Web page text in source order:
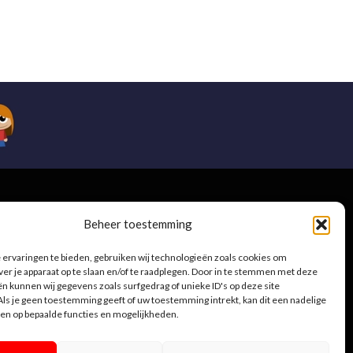
Beheer toestemming
ervaringen te bieden, gebruiken wij technologieën zoals cookies om
je apparaat op te slaan en/of te raadplegen. Door in te stemmen met deze
kunnen wij gegevens zoals surfgedrag of unieke ID's op deze site
je geen toestemming geeft of uw toestemming intrekt, kan dit een nadelige
op bepaalde functies en mogelijkheden.